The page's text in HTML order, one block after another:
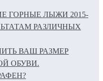
ГОРНЫЕ ЛЫЖИ 2015-
РАЗЛИЧНЫХ
ВАШ РАЗМЕР
ОБУВИ.